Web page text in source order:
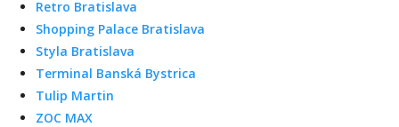
Retro Bratislava
Shopping Palace Bratislava
Styla Bratislava
Terminal Banská Bystrica
Tulip Martin
ZOC MAX